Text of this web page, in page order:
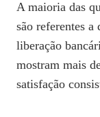
A maioria das
são referentes
liberação
mostram mais
satisfação